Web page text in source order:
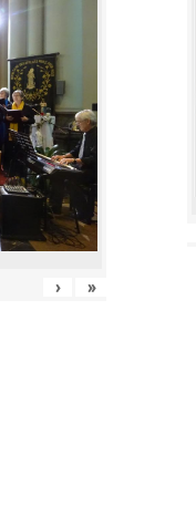
› »